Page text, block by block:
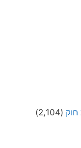
(2,104)